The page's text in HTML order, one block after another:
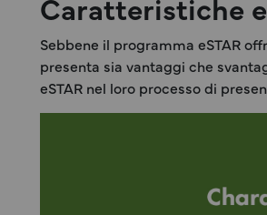
Sebbene il programma eSTAR
presenta sia vantaggi che
eSTAR nel loro processo di